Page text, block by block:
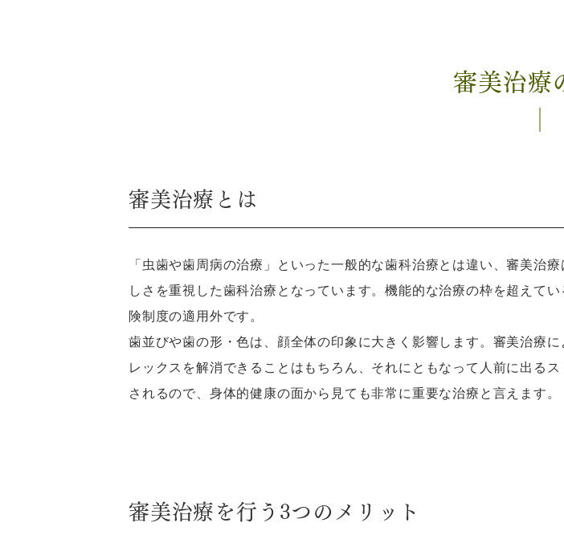
審美治療
審美治療とは
「虫歯や歯周病の治療」といった一般的な歯科治療とは違い、審美治
しさを重視した歯科治療となっています。機能的な治療の枠を超えてい
険制度の適用外です。
歯並びや歯の形・色は、顔全体の印象に大きく影響します。審美治療
レックスを解消できることはもちろん、それにともなって人前に出る
されるので、身体的健康の面から見ても非常に重要な治療と言えます。
審美治療を行う3つのメリット